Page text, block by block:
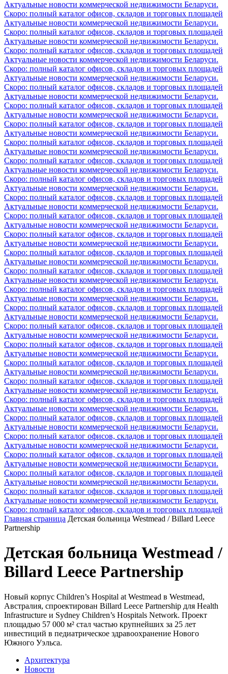
Актуальные новости коммерческой недвижимости Беларуси.
Скоро: полный каталог офисов, складов и торговых площадей
Актуальные новости коммерческой недвижимости Беларуси.
Скоро: полный каталог офисов, складов и торговых площадей
Актуальные новости коммерческой недвижимости Беларуси.
Скоро: полный каталог офисов, складов и торговых площадей
Актуальные новости коммерческой недвижимости Беларуси.
Скоро: полный каталог офисов, складов и торговых площадей
Актуальные новости коммерческой недвижимости Беларуси.
Скоро: полный каталог офисов, складов и торговых площадей
Актуальные новости коммерческой недвижимости Беларуси.
Скоро: полный каталог офисов, складов и торговых площадей
Актуальные новости коммерческой недвижимости Беларуси.
Скоро: полный каталог офисов, складов и торговых площадей
Актуальные новости коммерческой недвижимости Беларуси.
Скоро: полный каталог офисов, складов и торговых площадей
Актуальные новости коммерческой недвижимости Беларуси.
Скоро: полный каталог офисов, складов и торговых площадей
Актуальные новости коммерческой недвижимости Беларуси.
Скоро: полный каталог офисов, складов и торговых площадей
Актуальные новости коммерческой недвижимости Беларуси.
Скоро: полный каталог офисов, складов и торговых площадей
Актуальные новости коммерческой недвижимости Беларуси.
Скоро: полный каталог офисов, складов и торговых площадей
Актуальные новости коммерческой недвижимости Беларуси.
Скоро: полный каталог офисов, складов и торговых площадей
Актуальные новости коммерческой недвижимости Беларуси.
Скоро: полный каталог офисов, складов и торговых площадей
Актуальные новости коммерческой недвижимости Беларуси.
Скоро: полный каталог офисов, складов и торговых площадей
Актуальные новости коммерческой недвижимости Беларуси.
Скоро: полный каталог офисов, складов и торговых площадей
Актуальные новости коммерческой недвижимости Беларуси.
Скоро: полный каталог офисов, складов и торговых площадей
Актуальные новости коммерческой недвижимости Беларуси.
Скоро: полный каталог офисов, складов и торговых площадей
Актуальные новости коммерческой недвижимости Беларуси.
Скоро: полный каталог офисов, складов и торговых площадей
Актуальные новости коммерческой недвижимости Беларуси.
Скоро: полный каталог офисов, складов и торговых площадей
Актуальные новости коммерческой недвижимости Беларуси.
Скоро: полный каталог офисов, складов и торговых площадей
Актуальные новости коммерческой недвижимости Беларуси.
Скоро: полный каталог офисов, складов и торговых площадей
Актуальные новости коммерческой недвижимости Беларуси.
Скоро: полный каталог офисов, складов и торговых площадей
Актуальные новости коммерческой недвижимости Беларуси.
Скоро: полный каталог офисов, складов и торговых площадей
Актуальные новости коммерческой недвижимости Беларуси.
Скоро: полный каталог офисов, складов и торговых площадей
Актуальные новости коммерческой недвижимости Беларуси.
Скоро: полный каталог офисов, складов и торговых площадей
Актуальные новости коммерческой недвижимости Беларуси.
Скоро: полный каталог офисов, складов и торговых площадей
Актуальные новости коммерческой недвижимости Беларуси.
Скоро: полный каталог офисов, складов и торговых площадей
Главная страница Детская больница Westmead / Billard Leece
Partnership
Детская больница Westmead /
Billard Leece Partnership
Новый корпус Children’s Hospital at Westmead в Westmead,
Австралия, спроектирован Billard Leece Partnership для Health
Infrastructure и Sydney Children’s Hospitals Network. Проект
площадью 57 000 м² стал частью крупнейших за 25 лет
инвестиций в педиатрическое здравоохранение Нового
Южного Уэльса.
Архитектура
Новости